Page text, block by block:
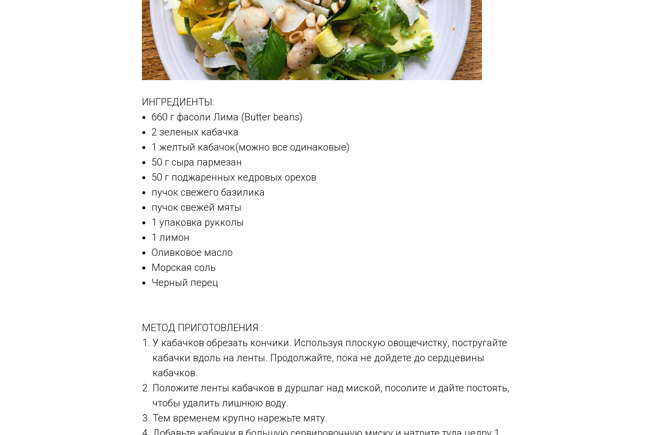
ИНГРЕДИЕНТЫ:
660 г фасоли Лима (Butter beans)
2 зеленых кабачка
1 желтый кабачок(можно все одинаковые)
50 г сыра пармезан
50 г поджаренных кедровых орехов
пучок свежего базилика
пучок свежей мяты
1 упаковка рукколы
1 лимон
Оливковое масло
Морская соль
Черный перец
МЕТОД ПРИГОТОВЛЕНИЯ :
У кабачков обрезать кончики. Используя плоскую овощечистку, постругайте
кабачки вдоль на ленты. Продолжайте, пока не дойдете до сердцевины
кабачков.
Положите ленты кабачков в дуршлаг над миской, посолите и дайте постоять,
чтобы удалить лишнюю воду.
Тем временем крупно нарежьте мяту.